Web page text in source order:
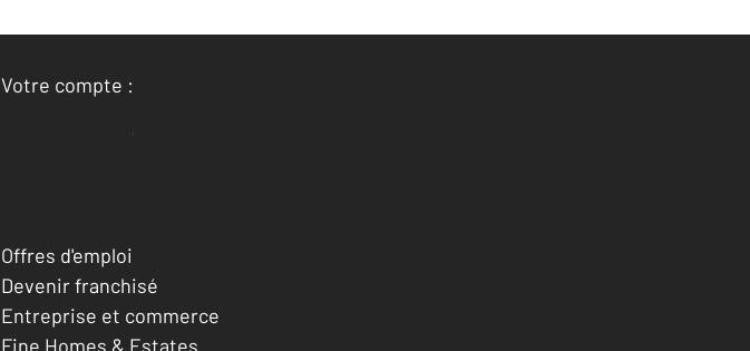
Votre compte :
Accéder à mon compte
Offres d'emploi
Devenir franchisé
Entreprise et commerce
Fine Homes & Estates